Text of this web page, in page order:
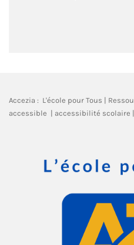
Accezia : L'école pour Tous |
accessible | accessibilité scolaire